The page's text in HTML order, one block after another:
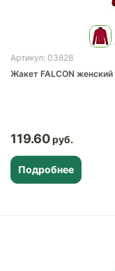
Артикул: 03828
Жакет FALCON женский
119.60
Подробнее